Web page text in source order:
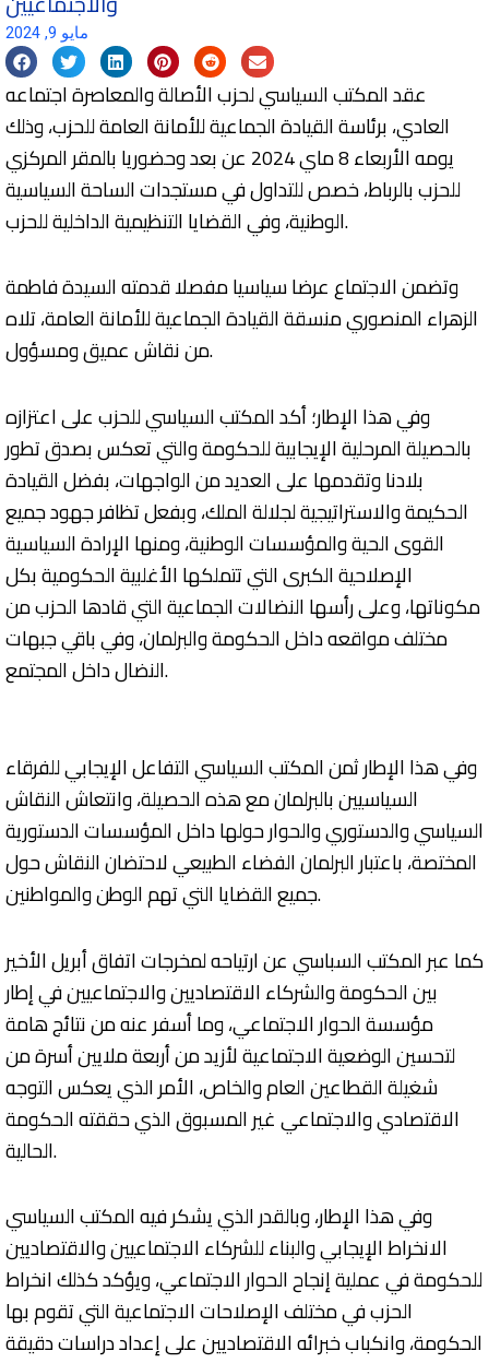
مايو 9, 2024
عقد المكتب السياسي لحزب الأصالة والمعاصرة اجتماعه
العادي، برئاسة القيادة الجماعية للأمانة العامة للحزب، وذلك
يومه الأربعاء 8 ماي 2024 عن بعد وحضوريا بالمقر المركزي
للحزب بالرباط، خصص للتداول في مستجدات الساحة السياسية
الوطنية، وفي القضايا التنظيمية الداخلية للحزب.
وتضمن الاجتماع عرضا سياسيا مفصلا قدمته السيدة فاطمة
الزهراء المنصوري منسقة القيادة الجماعية للأمانة العامة، تلاه
من نقاش عميق ومسؤول.
وفي هذا الإطار؛ أكد المكتب السياسي للحزب على اعتزازه
بالحصيلة المرحلية الإيجابية للحكومة والتي تعكس بصدق تطور
بلادنا وتقدمها على العديد من الواجهات، بفضل القيادة
الحكيمة والاستراتيجية لجلالة الملك، وبفعل تظافر جهود جميع
القوى الحية والمؤسسات الوطنية، ومنها الإرادة السياسية
الإصلاحية الكبرى التي تتملكها الأغلبية الحكومية بكل
مكوناتها، وعلى رأسها النضالات الجماعية التي قادها الحزب من
مختلف مواقعه داخل الحكومة والبرلمان، وفي باقي جبهات
النضال داخل المجتمع.
وفي هذا الإطار ثمن المكتب السياسي التفاعل الإيجابي للفرقاء
السياسيين بالبرلمان مع هذه الحصيلة، وانتعاش النقاش
السياسي والدستوري والحوار حولها داخل المؤسسات الدستورية
المختصة، باعتبار البرلمان الفضاء الطبيعي لاحتضان النقاش حول
جميع القضايا التي تهم الوطن والمواطنين.
كما عبر المكتب السباسي عن ارتياحه لمخرجات اتفاق أبريل الأخير
بين الحكومة والشركاء الاقتصاديين والاجتماعيين في إطار
مؤسسة الحوار الاجتماعي، وما أسفر عنه من نتائج هامة
لتحسين الوضعية الاجتماعية لأزيد من أربعة ملايين أسرة من
شغيلة القطاعين العام والخاص، الأمر الذي يعكس التوجه
الاقتصادي والاجتماعي غير المسبوق الذي حققته الحكومة
الحالية.
وفي هذا الإطار، وبالقدر الذي يشكر فيه المكتب السياسي
الانخراط الإيجابي والبناء للشركاء الاجتماعيين والاقتصاديين
للحكومة في عملية إنجاح الحوار الاجتماعي، ويؤكد كذلك انخراط
الحزب في مختلف الإصلاحات الاجتماعية التي تقوم بها
الحكومة، وانكباب خبرائه الاقتصاديين على إعداد دراسات دقيقة